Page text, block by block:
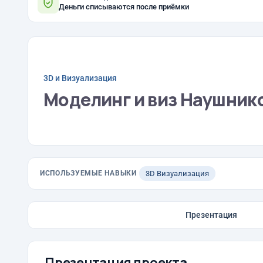
Деньги списываются после приёмки
3D и Визуализация
Моделинг и виз
ИСПОЛЬЗУЕМЫЕ НАВЫКИ 3D Визуализация
Презентация